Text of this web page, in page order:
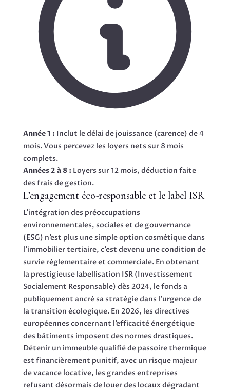
Année 1 : Inclut le délai de jouissance (carence) de 4
mois. Vous percevez les loyers nets sur 8 mois
complets.
Années 2 à 8 : Loyers sur 12 mois, déduction faite
des frais de gestion.
L’engagement éco-responsable et le label ISR
L’intégration des préoccupations
environnementales, sociales et de gouvernance
(ESG) n’est plus une simple option cosmétique dans
l’immobilier tertiaire, c’est devenu une condition de
survie réglementaire et commerciale. En obtenant
la prestigieuse labellisation ISR (Investissement
Socialement Responsable) dès 2024, le fonds a
publiquement ancré sa stratégie dans l’urgence de
la transition écologique. En 2026, les directives
européennes concernant l’efficacité énergétique
des bâtiments imposent des normes drastiques.
Détenir un immeuble qualifié de passoire thermique
est financièrement punitif, avec un risque majeur
de vacance locative, les grandes entreprises
refusant désormais de louer des locaux dégradant